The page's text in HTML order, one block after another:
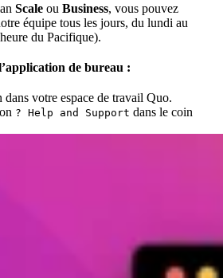
Scale ou Business, vous pouvez
équipe tous les jours, du lundi au
du Pacifique).
de bureau :
dans votre espace de travail Quo.
? Help and Support dans le coin